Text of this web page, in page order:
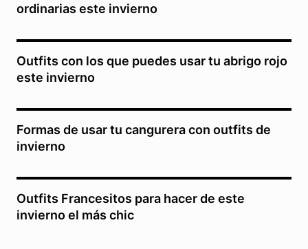
ordinarias este invierno
Outfits con los que puedes usar tu abrigo rojo
este invierno
Formas de usar tu cangurera con outfits de
invierno
Outfits Francesitos para hacer de este
invierno el más chic